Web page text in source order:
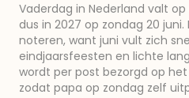
Vaderdag in Nederland valt
dus in 2027 op zondag 20
noteren, want juni vult zich
eindjaarsfeesten en lichte
wordt per post bezorgd op
zodat papa op zondag zelf